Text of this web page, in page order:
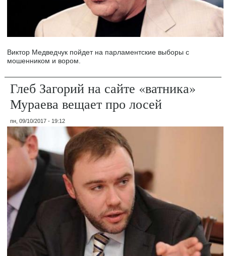
Виктор Медведчук пойдет на парламентские выборы с
мошенником и вором.
Глеб Загорий на сайте «ватника»
Мураева вещает про лосей
пн, 09/10/2017 - 19:12